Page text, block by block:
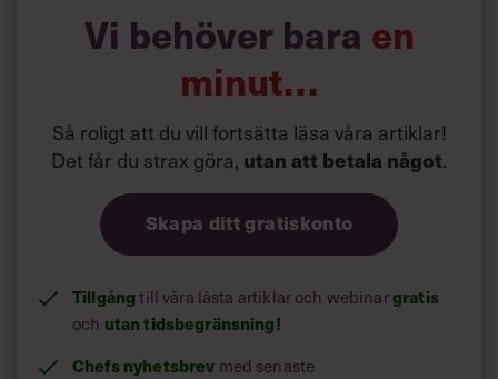
Vi behöver bara en
minut…
Så roligt att du vill fortsätta läsa våra artiklar!
Det får du strax göra, utan att betala något.
Skapa ditt gratiskonto
Tillgång till våra låsta artiklar och webinargratis
och utan tidsbegränsning!
Chefs nyhetsbrev med senaste